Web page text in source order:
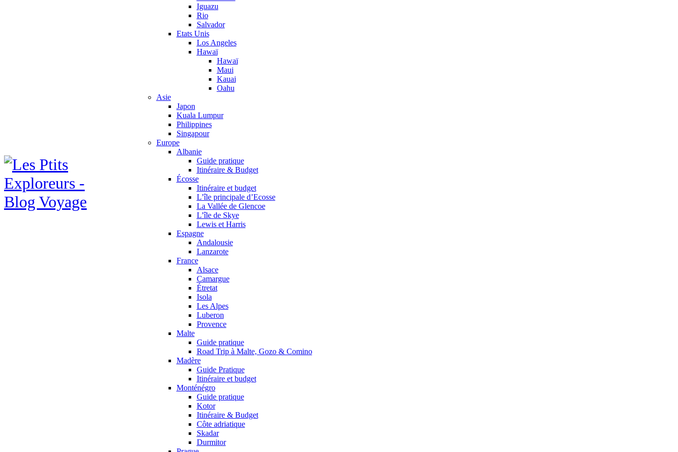
Iguazu
Rio
Salvador
Etats Unis
Los Angeles
Hawaï
Hawaï
Maui
Kauai
Oahu
Asie
Japon
Kuala Lumpur
Philippines
Singapour
Europe
Albanie
Guide pratique
Itinéraire & Budget
Écosse
Itinéraire et budget
L’île principale d’Ecosse
La Vallée de Glencoe
L’île de Skye
Lewis et Harris
Espagne
Andalousie
Lanzarote
France
Alsace
Camargue
Étretat
Isola
Les Alpes
Luberon
Provence
Malte
Guide pratique
Road Trip à Malte, Gozo & Comino
Madère
Guide Pratique
Itinéraire et budget
Monténégro
Guide pratique
Kotor
Itinéraire & Budget
Côte adriatique
Skadar
Durmitor